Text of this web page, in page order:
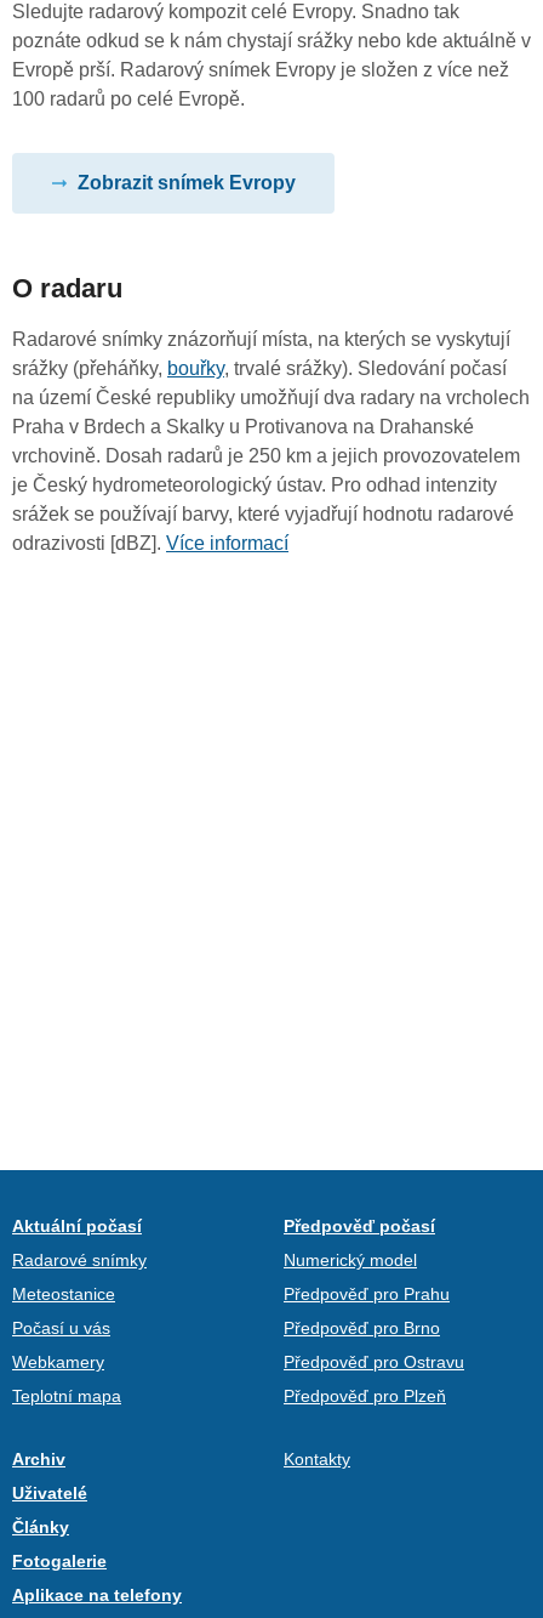
Sledujte radarový kompozit celé Evropy. Snadno tak
poznáte odkud se k nám chystají srážky nebo kde aktuálně v
Evropě prší. Radarový snímek Evropy je složen z více než
100 radarů po celé Evropě.
Zobrazit snímek Evropy
O radaru
Radarové snímky znázorňují místa, na kterých se vyskytují
srážky (přeháňky, bouřky, trvalé srážky). Sledování počasí
na území České republiky umožňují dva radary na vrcholech
Praha v Brdech a Skalky u Protivanova na Drahanské
vrchovině. Dosah radarů je 250 km a jejich provozovatelem
je Český hydrometeorologický ústav. Pro odhad intenzity
srážek se používají barvy, které vyjadřují hodnotu radarové
odrazivosti [dBZ]. Více informací
Aktuální počasí
Radarové snímky
Meteostanice
Počasí u vás
Webkamery
Teplotní mapa
Předpověď počasí
Numerický model
Předpověď pro Prahu
Předpověď pro Brno
Předpověď pro Ostravu
Předpověď pro Plzeň
Archiv
Uživatelé
Články
Fotogalerie
Aplikace na telefony
Kontakty